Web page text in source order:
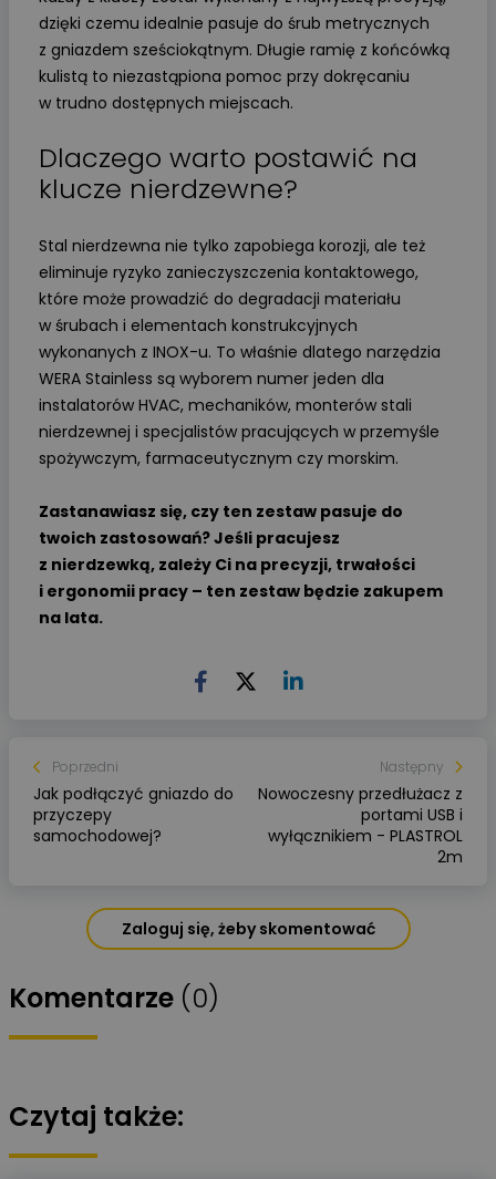
dzięki czemu idealnie pasuje do śrub metrycznych
z gniazdem sześciokątnym. Długie ramię z końcówką
kulistą to niezastąpiona pomoc przy dokręcaniu
w trudno dostępnych miejscach.
Dlaczego warto postawić na
klucze nierdzewne?
Stal nierdzewna nie tylko zapobiega korozji, ale też
eliminuje ryzyko zanieczyszczenia kontaktowego,
które może prowadzić do degradacji materiału
w śrubach i elementach konstrukcyjnych
wykonanych z INOX-u. To właśnie dlatego narzędzia
WERA Stainless są wyborem numer jeden dla
instalatorów HVAC, mechaników, monterów stali
nierdzewnej i specjalistów pracujących w przemyśle
spożywczym, farmaceutycznym czy morskim.
Zastanawiasz się, czy ten zestaw pasuje do
twoich zastosowań? Jeśli pracujesz
z nierdzewką, zależy Ci na precyzji, trwałości
i ergonomii pracy – ten zestaw będzie zakupem
na lata.
Poprzedni
Jak podłączyć gniazdo do
przyczepy
samochodowej?
Następny
Nowoczesny przedłużacz z
portami USB i
wyłącznikiem - PLASTROL
2m
Zaloguj się, żeby skomentować
Komentarze (0)
Czytaj także: